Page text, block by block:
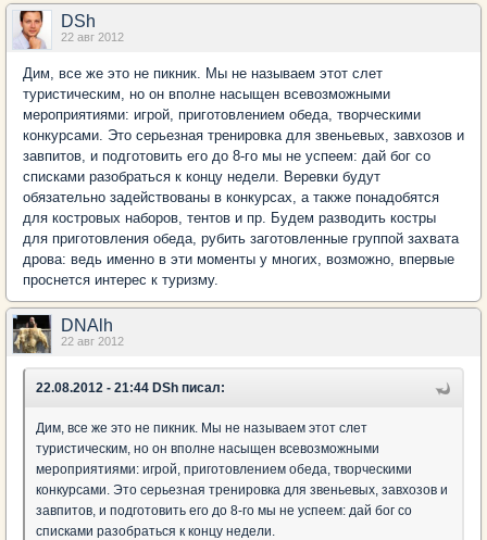
DSh
22 авг 2012
Дим, все же это не пикник. Мы не называем этот слет
туристическим, но он вполне насыщен всевозможными
мероприятиями: игрой, приготовлением обеда, творческими
конкурсами. Это серьезная тренировка для звеньевых, завхозов и
завпитов, и подготовить его до 8-го мы не успеем: дай бог со
списками разобраться к концу недели. Веревки будут
обязательно задействованы в конкурсах, а также понадобятся
для костровых наборов, тентов и пр. Будем разводить костры
для приготовления обеда, рубить заготовленные группой захвата
дрова: ведь именно в эти моменты у многих, возможно, впервые
проснется интерес к туризму.
DNAlh
22 авг 2012
22.08.2012 - 21:44 DSh писал:
Дим, все же это не пикник. Мы не называем этот слет
туристическим, но он вполне насыщен всевозможными
мероприятиями: игрой, приготовлением обеда, творческими
конкурсами. Это серьезная тренировка для звеньевых, завхозов и
завпитов, и подготовить его до 8-го мы не успеем: дай бог со
списками разобраться к концу недели.